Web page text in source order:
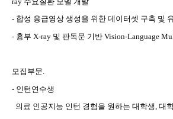
- 합성 응급영상 생성을 위한 데이터셋 구축 및
- 흉부 X-ray 및 판독문 기반 Vision-Language
모집부문.
- 인턴연수생
의료 인공지능 인턴 경험을 원하는 대학생, 대